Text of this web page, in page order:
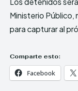
Ministerio Público,
para capturar al
Comparte esto:
Facebook